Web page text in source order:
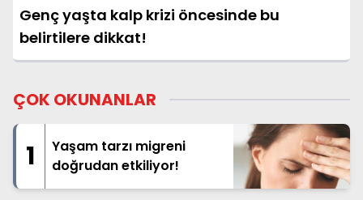
Genç yaşta kalp krizi öncesinde bu
belirtilere dikkat!
ÇOK OKUNANLAR
1
Yaşam tarzı migreni
doğrudan etkiliyor!